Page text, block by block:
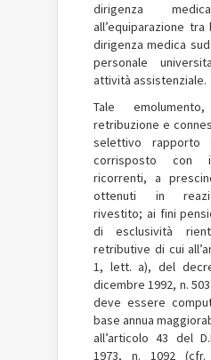
dirigenza
all’equiparazione
dirigenza medica
personale
attività assistenziale.
Tale
retribuzione e
selettivo rapporto
corrisposto con
ricorrenti, a
ottenuti in
rivestito; ai fini
di esclusività
retributive di cui
1, lett. a), del
dicembre 1992, n.
deve essere
base annua
all’articolo 43 del
1973, n. 1092